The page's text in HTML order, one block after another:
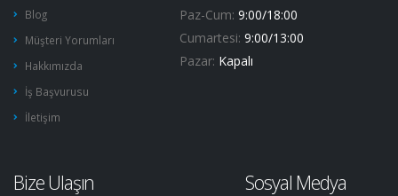
Blog
Müşteri Yorumları
Hakkımızda
İş Başvurusu
İletişim
Paz-Cum: 9:00/18:00
Cumartesi: 9:00/13:00
Pazar: Kapalı
Bize Ulaşın Sosyal Medya